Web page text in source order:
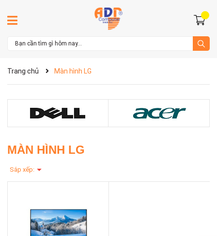
Trang chủ Màn hình LG
MÀN HÌNH LG
Sắp xếp: